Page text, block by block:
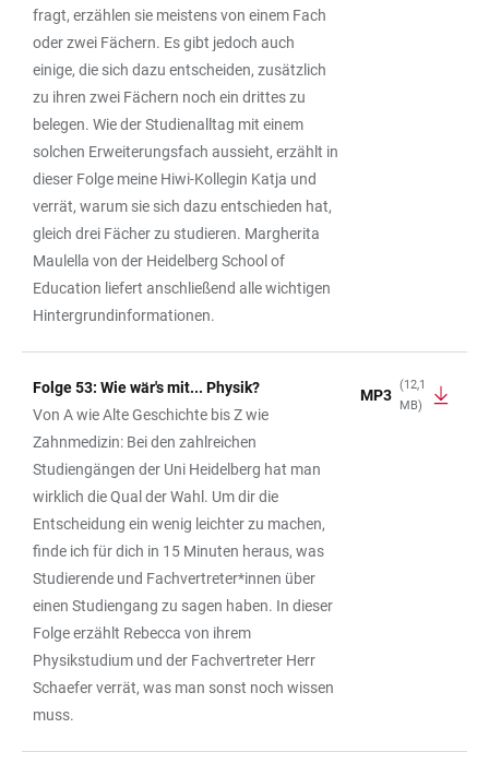
fragt, erzählen sie meistens von einem Fach
oder zwei Fächern. Es gibt jedoch auch
einige, die sich dazu entscheiden, zusätzlich
zu ihren zwei Fächern noch ein drittes zu
belegen. Wie der Studienalltag mit einem
solchen Erweiterungsfach aussieht, erzählt in
dieser Folge meine Hiwi-Kollegin Katja und
verrät, warum sie sich dazu entschieden hat,
gleich drei Fächer zu studieren. Margherita
Maulella von der Heidelberg School of
Education liefert anschließend alle wichtigen
Hintergrundinformationen.
Folge 53: Wie wär's mit... Physik?
Von A wie Alte Geschichte bis Z wie
Zahnmedizin: Bei den zahlreichen
Studiengängen der Uni Heidelberg hat man
wirklich die Qual der Wahl. Um dir die
Entscheidung ein wenig leichter zu machen,
finde ich für dich in 15 Minuten heraus, was
Studierende und Fachvertreter*innen über
einen Studiengang zu sagen haben. In dieser
Folge erzählt Rebecca von ihrem
Physikstudium und der Fachvertreter Herr
Schaefer verrät, was man sonst noch wissen
muss.
MP3
(12,1
MB)